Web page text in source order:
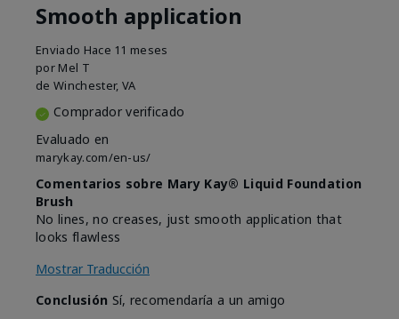
Smooth application
Enviado Hace 11 meses
por Mel T
de Winchester, VA
Comprador verificado
Evaluado en
marykay.com/en-us/
Comentarios sobre Mary Kay® Liquid Foundation
Brush
No lines, no creases, just smooth application that
looks flawless
Mostrar Traducción
Conclusión Sí, recomendaría a un amigo